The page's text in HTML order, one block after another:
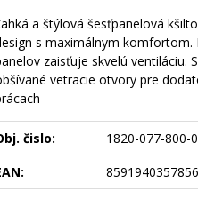
a štýlová šesťpanelová
s maximálnym komfortom.
zaisťuje skvelú ventiláciu.
vetracie otvory pre
čislo:
1820-077-800-
8591940357856